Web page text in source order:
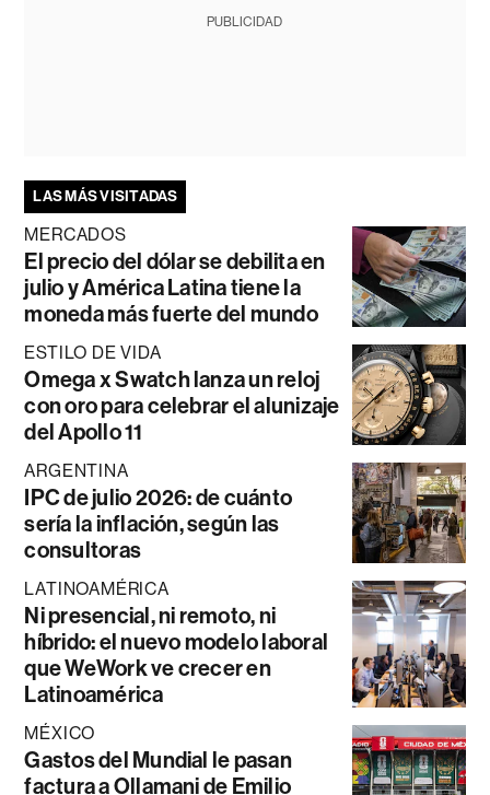
PUBLICIDAD
LAS MÁS VISITADAS
MERCADOS
El precio del dólar se debilita en
julio y América Latina tiene la
moneda más fuerte del mundo
ESTILO DE VIDA
Omega x Swatch lanza un reloj
con oro para celebrar el alunizaje
del Apollo 11
ARGENTINA
IPC de julio 2026: de cuánto
sería la inflación, según las
consultoras
LATINOAMÉRICA
Ni presencial, ni remoto, ni
híbrido: el nuevo modelo laboral
que WeWork ve crecer en
Latinoamérica
MÉXICO
Gastos del Mundial le pasan
factura a Ollamani de Emilio